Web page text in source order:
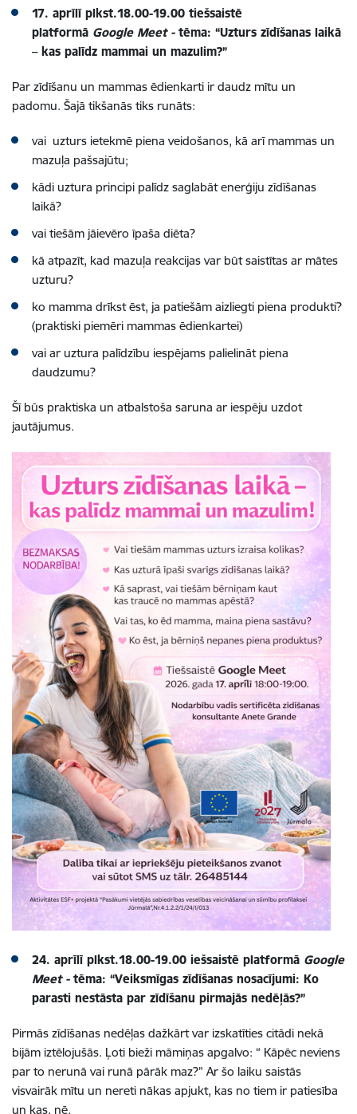
17. aprīlī plkst.18.00-19.00 tiešsaistē
platformā Google Meet - tēma: “Uzturs zīdīšanas laikā
– kas palīdz mammai un mazulim?”
Par zīdīšanu un mammas ēdienkarti ir daudz mītu un
padomu. Šajā tikšanās tiks runāts:
vai uzturs ietekmē piena veidošanos, kā arī mammas un
mazuļa pašsajūtu;
kādi uztura principi palīdz saglabāt enerģiju zīdīšanas
laikā?
vai tiešām jāievēro īpaša diēta?
kā atpazīt, kad mazuļa reakcijas var būt saistītas ar mātes
uzturu?
ko mamma drīkst ēst, ja patiešām aizliegti piena produkti?
(praktiski piemēri mammas ēdienkartei)
vai ar uztura palīdzību iespējams palielināt piena
daudzumu?
Šī būs praktiska un atbalstoša saruna ar iespēju uzdot
jautājumus.
24. aprīlī plkst.18.00-19.00 iešsaistē platformā Google
Meet - tēma: “Veiksmīgas zīdīšanas nosacījumi: Ko
parasti nestāsta par zīdīšanu pirmajās nedēļās?”
Pirmās zīdīšanas nedēļas dažkārt var izskatīties citādi nekā
bijām iztēlojušās. Ļoti bieži māmiņas apgalvo: “ Kāpēc neviens
par to nerunā vai runā pārāk maz?” Ar šo laiku saistās
visvairāk mītu un nereti nākas apjukt, kas no tiem ir patiesība
un kas, nē.